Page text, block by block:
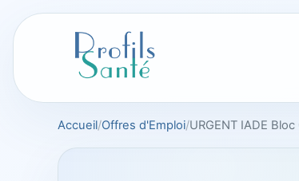
Accueil Offres d'Emploi URGENT IADE